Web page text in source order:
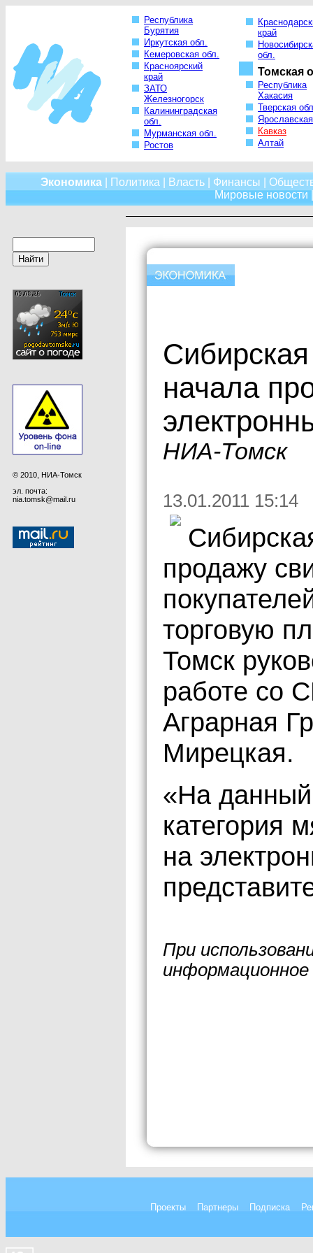
Республика
Бурятия
Иркутская обл.
Кемеровская обл.
Красноярский
край
ЗАТО
Железногорск
Калининградская
обл.
Мурманская обл.
Ростов
край
обл.
Томская
Республика
Хакасия
Тверская
Кавказ
Алтай
Экономика| Политика Власть| Финансы
Мировые новости
© 2010, НИА-Томск
эл. почта:
nia.tomsk@mail.ru
начала
НИА-Томск
13.01.2011 15:14
продажу
торговую
Томск
работе со
Аграрная
Мирецкая.
«На
категория
на
При
Проекты Партнеры Подписка